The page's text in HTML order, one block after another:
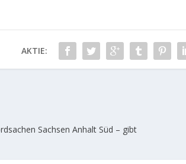
AKTIE:
Sachsen Anhalt Süd – gibt